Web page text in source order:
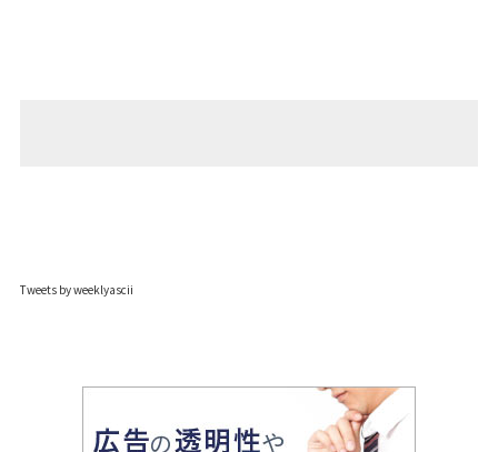
Tweets by weeklyascii